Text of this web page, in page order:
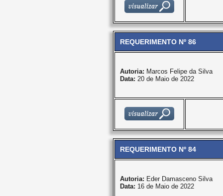
REQUERIMENTO Nº 86
Autoria: Marcos Felipe da Silva
Data: 20 de Maio de 2022
REQUERIMENTO Nº 84
Autoria: Eder Damasceno Silva
Data: 16 de Maio de 2022